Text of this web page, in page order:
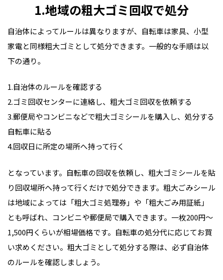
1.地域の粗大ゴミ回収で処分
自治体によってルールは異なりますが、自転車は家具、小型
家電と同様粗大ゴミとして処分できます。一般的な手順は以
下の通り。
1.自治体のルールを確認する
2.ゴミ回収センターに連絡し、粗大ゴミ回収を依頼する
3.郵便局やコンビニなどで粗大ゴミシールを購入し、処分する
自転車に貼る
4.回収日に所定の場所へ持って行く
となっています。自転車の回収を依頼し、粗大ゴミシールを貼
り回収場所へ持って行くだけで処分できます。粗大ごみシール
は地域によっては「粗大ゴミ処理券」や「粗大ごみ用証紙」
とも呼ばれ、コンビニや郵便局で購入できます。一枚200円～
1,500円くらいが相場価格です。自転車の処分代に応じてお買
い求めください。粗大ゴミとして処分する際は、必ず自治体
のルールを確認しましょう。